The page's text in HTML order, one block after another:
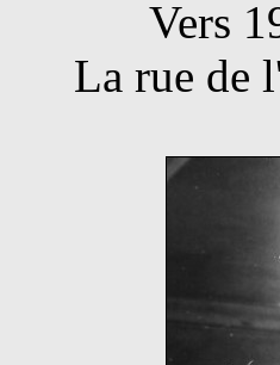
Vers
La rue de